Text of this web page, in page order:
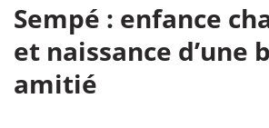
Sempé : enfance
et naissance d’une
amitié